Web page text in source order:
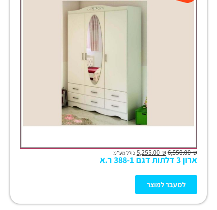
₪
6,550.00
₪ כולל מע"מ
ארון 3 דלתות דגם 388-1 ר.א
למעבר למוצר